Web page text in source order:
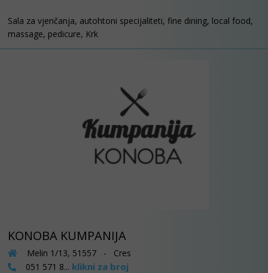
Sala za vjenčanja, autohtoni specijaliteti, fine dining, local food,
massage, pedicure, Krk
KONOBA KUMPANIJA
Melin 1/13, 51557 - Cres
051 571 8... klikni za broj